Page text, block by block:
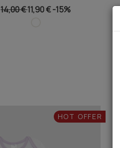
14,00 €11,90 €-15%
HOT OFFER